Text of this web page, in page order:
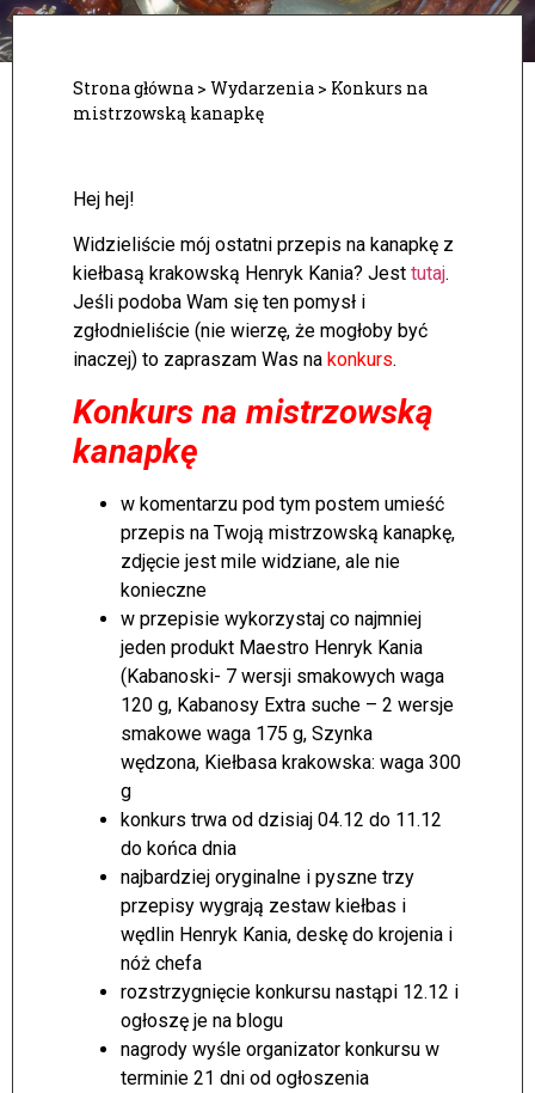
Strona główna > Wydarzenia > Konkurs na
mistrzowską kanapkę
Hej hej!
Widzieliście mój ostatni przepis na kanapkę z
kiełbasą krakowską Henryk Kania? Jest tutaj.
Jeśli podoba Wam się ten pomysł i
zgłodnieliście (nie wierzę, że mogłoby być
inaczej) to zapraszam Was na konkurs.
Konkurs na mistrzowską
kanapkę
w komentarzu pod tym postem umieść
przepis na Twoją mistrzowską kanapkę,
zdjęcie jest mile widziane, ale nie
konieczne
w przepisie wykorzystaj co najmniej
jeden produkt Maestro Henryk Kania
(Kabanoski- 7 wersji smakowych waga
120 g, Kabanosy Extra suche – 2 wersje
smakowe waga 175 g, Szynka
wędzona, Kiełbasa krakowska: waga 300
g
konkurs trwa od dzisiaj 04.12 do 11.12
do końca dnia
najbardziej oryginalne i pyszne trzy
przepisy wygrają zestaw kiełbas i
wędlin Henryk Kania, deskę do krojenia i
nóż chefa
rozstrzygnięcie konkursu nastąpi 12.12 i
ogłoszę je na blogu
nagrody wyśle organizator konkursu w
terminie 21 dni od ogłoszenia